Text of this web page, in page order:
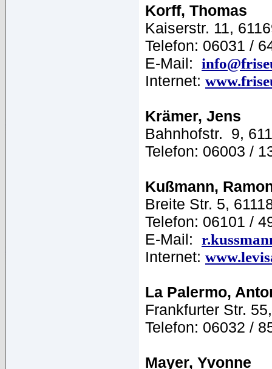
Korff, Thomas
Kaiserstr. 11,
Telefon: 06031 /
E-Mail:
Internet:
Krämer, Jens
Bahnhofstr. 9,
Telefon: 06003 /
Kußmann,
Breite Str. 5,
Telefon: 06101 /
E-Mail:
Internet:
La Palermo,
Frankfurter Str.
Telefon: 06032 /
Mayer, Yvonne